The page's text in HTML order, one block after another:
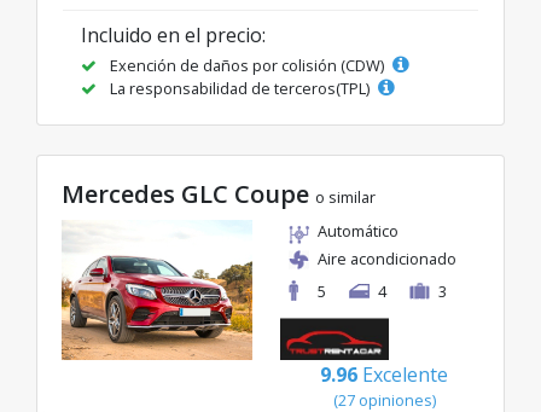
Incluido en el precio:
Exención de daños por colisión (CDW)
La responsabilidad de terceros(TPL)
Mercedes GLC Coupe o similar
Automático
Aire acondicionado
5
4 3
9.96 Excelente
(27 opiniones)